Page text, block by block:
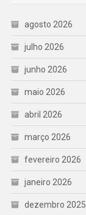
agosto 2026
julho 2026
junho 2026
maio 2026
abril 2026
março 2026
fevereiro 2026
janeiro 2026
dezembro 2025